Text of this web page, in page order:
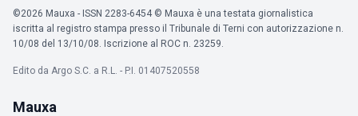
©2026 Mauxa - ISSN 2283-6454 © Mauxa è una testata giornalistica
iscritta al registro stampa presso il Tribunale di Terni con autorizzazione n.
10/08 del 13/10/08. Iscrizione al ROC n. 23259.
Edito da Argo S.C. a R.L. - P.I. 01407520558
Mauxa